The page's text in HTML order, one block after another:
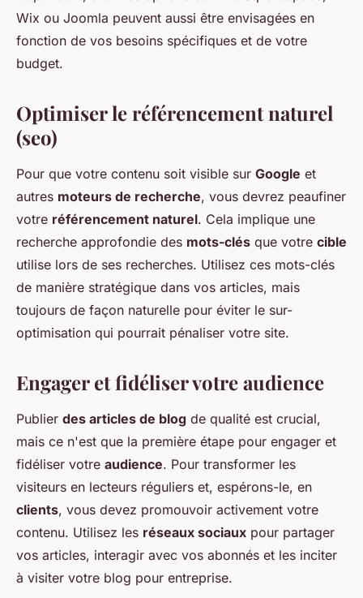
Wix ou Joomla peuvent aussi être envisagées en
fonction de vos besoins spécifiques et de votre
budget.
Optimiser le référencement naturel
(seo)
Pour que votre contenu soit visible sur Google et
autres moteurs de recherche, vous devrez peaufiner
votre référencement naturel. Cela implique une
recherche approfondie des mots-clés que votre cible
utilise lors de ses recherches. Utilisez ces mots-clés
de manière stratégique dans vos articles, mais
toujours de façon naturelle pour éviter le sur-
optimisation qui pourrait pénaliser votre site.
Engager et fidéliser votre audience
Publier des articles de blog de qualité est crucial,
mais ce n'est que la première étape pour engager et
fidéliser votre audience. Pour transformer les
visiteurs en lecteurs réguliers et, espérons-le, en
clients, vous devez promouvoir activement votre
contenu. Utilisez les réseaux sociaux pour partager
vos articles, interagir avec vos abonnés et les inciter
à visiter votre blog pour entreprise.